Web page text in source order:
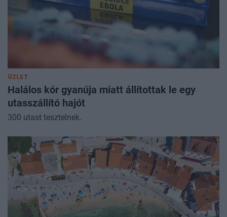
ÜZLET
Halálos kór gyanúja miatt állítottak le egy
utasszállító hajót
300 utast tesztelnek.